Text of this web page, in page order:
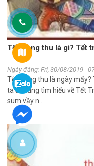
Tết trung thu là gì? Tết
Ngày đăng: Fri, 30/08/2019 -
Tết trung thu là ngày mấy?
ta sẽ cùng tìm hiểu về Tết
sum vầy n...